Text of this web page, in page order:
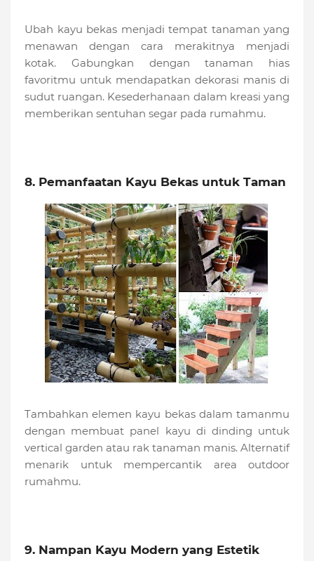
Ubah kayu bekas menjadi tempat tanaman yang
menawan dengan cara merakitnya menjadi
kotak. Gabungkan dengan tanaman hias
favoritmu untuk mendapatkan dekorasi manis di
sudut ruangan. Kesederhanaan dalam kreasi yang
memberikan sentuhan segar pada rumahmu.
8. Pemanfaatan Kayu Bekas untuk Taman
Tambahkan elemen kayu bekas dalam tamanmu
dengan membuat panel kayu di dinding untuk
vertical garden atau rak tanaman manis. Alternatif
menarik untuk mempercantik area outdoor
rumahmu.
9. Nampan Kayu Modern yang Estetik